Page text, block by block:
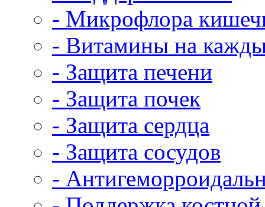
- Микрофлора
- Витамины на
- Защита печени
- Защита почек
- Защита сердца
- Защита сосудов
-